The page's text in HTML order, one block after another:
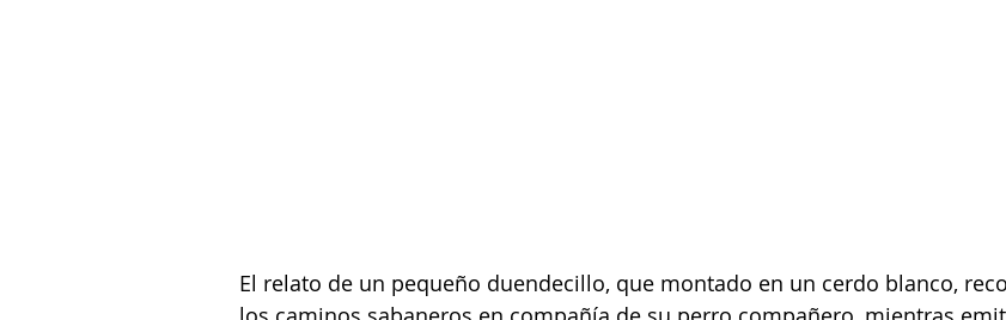
El relato de un pequeño duendecillo, que montado en un cerdo blanco,